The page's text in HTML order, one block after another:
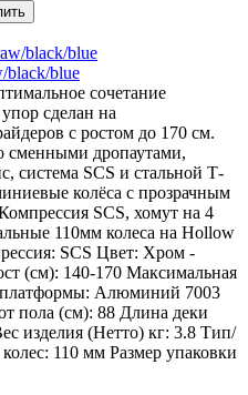
black/blue
сочетание
сделан на
с ростом до 170 см.
сменными дропаутами,
система SCS и стальной Т-
колёса с прозрачным
SCS, хомут на 4
110мм колеса на Hollow
SCS Цвет: Хром -
(см): 140-170 Максимальная
платформы: Алюминий 7003
пола (см): 88 Длина деки
изделия (Нетто) кг: 3.8 Тип/
110 мм Размер упаковки